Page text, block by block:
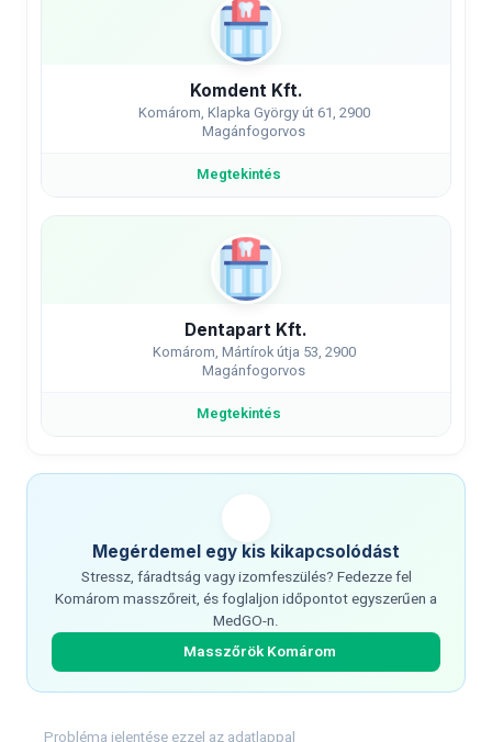
Komdent Kft.
Komárom, Klapka György út 61, 2900
Magánfogorvos
Megtekintés
Dentapart Kft.
Komárom, Mártírok útja 53, 2900
Magánfogorvos
Megtekintés
Megérdemel egy kis kikapcsolódást
Stressz, fáradtság vagy izomfeszülés? Fedezze fel
Komárom masszőreit, és foglaljon időpontot egyszerűen a
MedGO-n.
Masszőrök Komárom
Probléma jelentése ezzel az adatlappal